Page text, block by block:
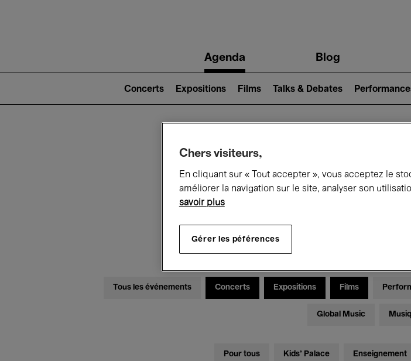
navigationAgenda Blog
2)
Concerts Expositions Films Talks & Debates
Ce qui se
Mercredi 15
Tous les événements Concerts Expositions Films
Global Music
Pour tous Kids’ Palace Enseignement
Chers visiteurs,
En cliquant sur « Tout accepter », vous acceptez le
améliorer la navigation sur le site, analyser son
savoir plus
Gérer les péférences